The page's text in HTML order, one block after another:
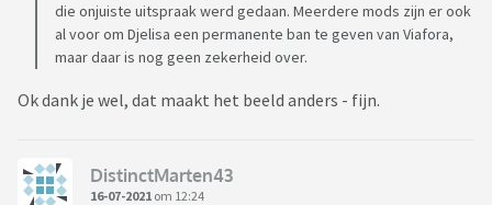
die onjuiste uitspraak werd gedaan. Meerdere mods zijn er ook
al voor om Djelisa een permanente ban te geven van Viafora,
maar daar is nog geen zekerheid over.
Ok dank je wel, dat maakt het beeld anders - fijn.
DistinctMarten43
16-07-2021 om 12:24